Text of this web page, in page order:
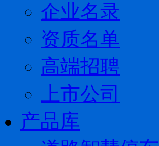
企业名录
资质名单
高端招聘
上市公司
产品库